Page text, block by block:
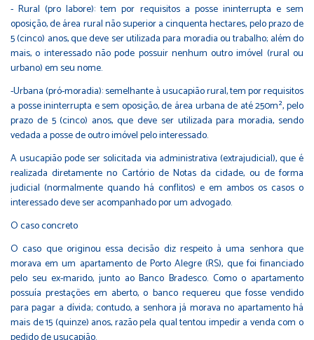
- Rural (pro labore): tem por requisitos a posse ininterrupta e sem
oposição, de área rural não superior a cinquenta hectares, pelo prazo de
5 (cinco) anos, que deve ser utilizada para moradia ou trabalho; além do
mais, o interessado não pode possuir nenhum outro imóvel (rural ou
urbano) em seu nome.
-Urbana (pró-moradia): semelhante à usucapião rural, tem por requisitos
a posse ininterrupta e sem oposição, de área urbana de até 250m², pelo
prazo de 5 (cinco) anos, que deve ser utilizada para moradia, sendo
vedada a posse de outro imóvel pelo interessado.
A usucapião pode ser solicitada via administrativa (extrajudicial), que é
realizada diretamente no Cartório de Notas da cidade, ou de forma
judicial (normalmente quando há conflitos) e em ambos os casos o
interessado deve ser acompanhado por um advogado.
O caso concreto
O caso que originou essa decisão diz respeito à uma senhora que
morava em um apartamento de Porto Alegre (RS), que foi financiado
pelo seu ex-marido, junto ao Banco Bradesco. Como o apartamento
possuía prestações em aberto, o banco requereu que fosse vendido
para pagar a dívida; contudo, a senhora já morava no apartamento há
mais de 15 (quinze) anos, razão pela qual tentou impedir a venda com o